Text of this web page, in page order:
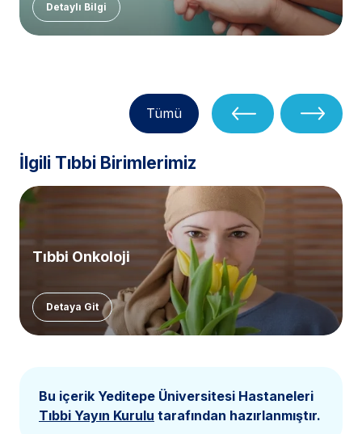
Detaylı Bilgi
Tümü
İlgili Tıbbi Birimlerimiz
Tıbbi Onkoloji
Detaya Git
Bu içerik Yeditepe Üniversitesi Hastaneleri
Tıbbi Yayın Kurulu tarafından hazırlanmıştır.